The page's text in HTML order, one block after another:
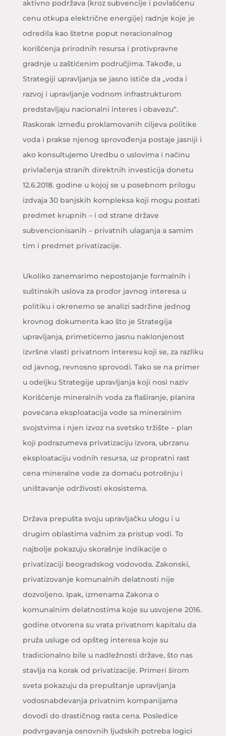
aktivno podržava (kroz subvencije i povlašćenu
cenu otkupa električne energije) radnje koje je
odredila kao štetne poput neracionalnog
korišćenja prirodnih resursa i protivpravne
gradnje u zaštićenim područjima. Takođe, u
Strategiji upravljanja se jasno ističe da „voda i
razvoj i upravljanje vodnom infrastrukturom
predstavljaju nacionalni interes i obavezu“.
Raskorak između proklamovanih ciljeva politike
voda i prakse njenog sprovođenja postaje jasniji i
ako konsultujemo Uredbu o uslovima i načinu
privlačenja stranih direktnih investicija donetu
12.6.2018. godine u kojoj se u posebnom prilogu
izdvaja 30 banjskih kompleksa koji mogu postati
predmet krupnih – i od strane države
subvencionisanih – privatnih ulaganja a samim
tim i predmet privatizacije.
Ukoliko zanemarimo nepostojanje formalnih i
suštinskih uslova za prodor javnog interesa u
politiku i okrenemo se analizi sadržine jednog
krovnog dokumenta kao što je Strategija
upravljanja, primetićemo jasnu naklonjenost
izvršne vlasti privatnom interesu koji se, za razliku
od javnog, revnosno sprovodi. Tako se na primer
u odeljku Strategije upravljanja koji nosi naziv
Korišćenje mineralnih voda za flaširanje, planira
povećana eksploatacija vode sa mineralnim
svojstvima i njen izvoz na svetsko tržište – plan
koji podrazumeva privatizaciju izvora, ubrzanu
eksploataciju vodnih resursa, uz propratni rast
cena mineralne vode za domaću potrošnju i
uništavanje održivosti ekosistema.
Država prepušta svoju upravljačku ulogu i u
drugim oblastima važnim za pristup vodi. To
najbolje pokazuju skorašnje indikacije o
privatizaciji beogradskog vodovoda. Zakonski,
privatizovanje komunalnih delatnosti nije
dozvoljeno. Ipak, izmenama Zakona o
komunalnim delatnostima koje su usvojene 2016.
godine otvorena su vrata privatnom kapitalu da
pruža usluge od opšteg interesa koje su
tradicionalno bile u nadležnosti države, što nas
stavlja na korak od privatizacije. Primeri širom
sveta pokazuju da prepuštanje upravljanja
vodosnabdevanja privatnim kompanijama
dovodi do drastičnog rasta cena. Posledice
podvrgavanja osnovnih ljudskih potreba logici